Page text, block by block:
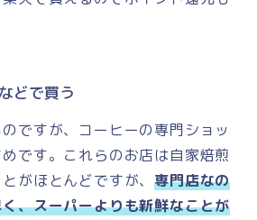
どで買う
ですが、コーヒーの専門ショッ
です。これらのお店は自家焙煎
がほとんどですが、専門店なの
、スーパーよりも新鮮なことが